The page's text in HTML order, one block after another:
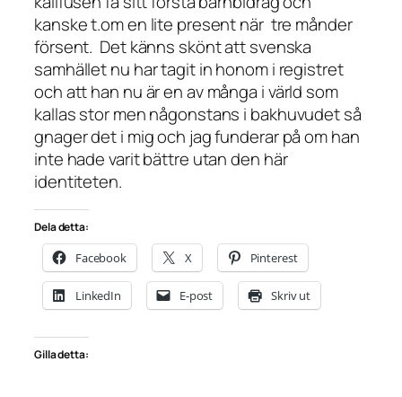
kanske t.om en lite present när tre månder
försent. Det känns skönt att svenska
samhället nu har tagit in honom i registret
och att han nu är en av många i värld som
kallas stor men någonstans i bakhuvudet så
gnager det i mig och jag funderar på om han
inte hade varit bättre utan den här
identiteten.
Dela detta:
Facebook X Pinterest
LinkedIn E-post Skriv ut
Gilla detta: